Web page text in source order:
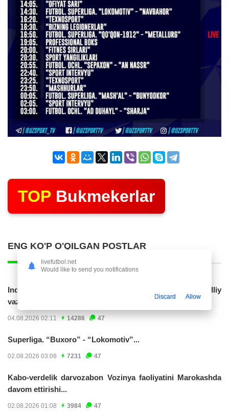
TOP Bukmekerlar
ENG KO'P O'QILGAN POSTLAR
Indoneziya prezidenti JCH-2030ga chiqishni umummilliy
vazifa deb...
04.08.2026 02:11 14286 47
Superliga. “Buxoro” - “Lokomotiv”...
02.08.2026 03:08 7231 47
Kabo-verdelik darvozabon Vozinya faoliyatini Marokashda
davom ettirishi...
02.08.2026 01:08 3984 47
livefutbol.net
Would like to send you notifications
Discard Allow